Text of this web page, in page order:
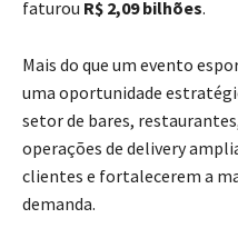
faturou R$ 2,09 bilhões.
Mais do que um evento
uma oportunidade
setor de bares,
operações de delivery
clientes e fortalecerem a
demanda.